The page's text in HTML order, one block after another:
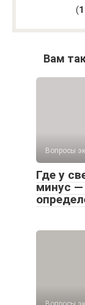
(1
Вам
Вопросы
Где у
минус —